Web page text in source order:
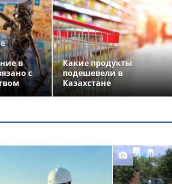
в
с
Какие продукты
подешевели в
Казахстане